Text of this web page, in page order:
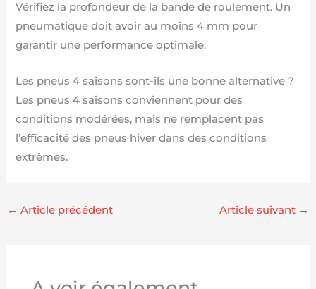
Vérifiez la profondeur de la bande de roulement. Un
pneumatique doit avoir au moins 4 mm pour
garantir une performance optimale.
Les pneus 4 saisons sont-ils une bonne alternative ?
Les pneus 4 saisons conviennent pour des
conditions modérées, mais ne remplacent pas
l’efficacité des pneus hiver dans des conditions
extrêmes.
← Article précédent Article suivant →